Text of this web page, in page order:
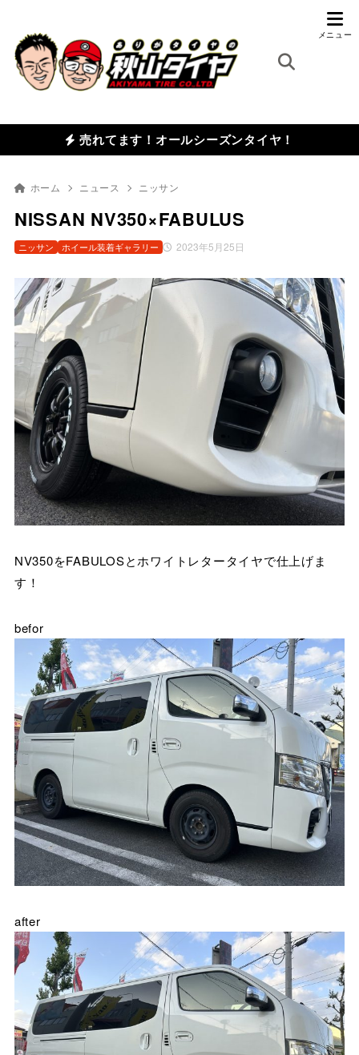
売れてます！オールシーズンタイヤ！
ホーム ニュース ニッサン
NISSAN NV350×FABULUS
2023年5月25日
ニッサン ホイール装着ギャラリー
NV350をFABULOSとホワイトレタータイヤで仕上げま
す！
befor
after